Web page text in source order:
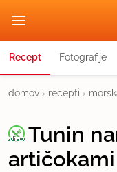
Recept Fotografije
domov › recepti ›
Tunin
artičokami